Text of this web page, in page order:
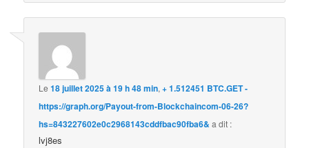
Le18 juillet 2025 à 19 h 48 min,+ 1.512451 BTC.GET -
https://graph.org/Payout-from-Blockchaincom-06-26?
hs=843227602e0c2968143cddfbac90fba6& a dit :
lvj8es